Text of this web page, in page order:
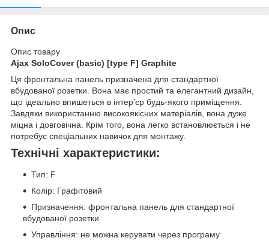
Опис
Опис товару
Ajax SoloCover (basic) [type F] Graphite
Ця фронтальна панель призначена для стандартної
вбудованої розетки. Вона має простий та елегантний дизайн,
що ідеально впишеться в інтер'єр будь-якого приміщення.
Завдяки використанню високоякісних матеріалів, вона дуже
міцна і довговічна. Крім того, вона легко встановлюється і не
потребує спеціальних навичок для монтажу.
Технічні характеристики:
Тип: F
Колір: Графітовий
Призначення: фронтальна панель для стандартної
вбудованої розетки
Управління: не можна керувати через програму